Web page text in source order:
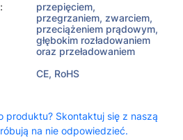
przepięciem,
przegrzaniem, zwarciem,
przeciążeniem prądowym,
głębokim rozładowaniem
oraz przeładowaniem
CE, RoHS
produktu? Skontaktuj się z naszą
na nie odpowiedzieć.